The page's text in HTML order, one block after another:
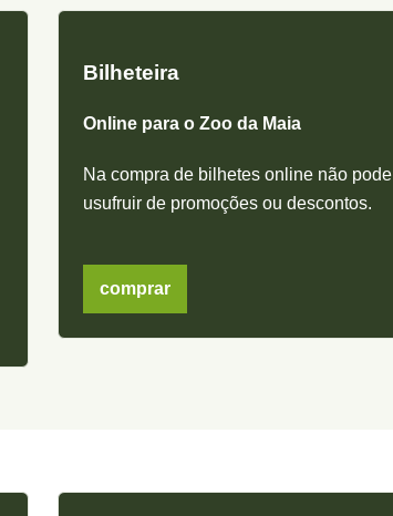
Bilheteira
Online para o Zoo da Maia
Na compra de bilhetes online não pode
usufruir de promoções ou descontos.
comprar